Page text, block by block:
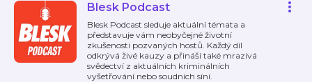
Blesk Podcast
Blesk Podcast sleduje aktuální témata a
představuje vám neobyčejné životní
zkušenosti pozvaných hostů. Každý díl
odkrývá živé kauzy a přináší také mrazivá
svědectví z aktuálních kriminálních
vyšetřování nebo soudních síní.